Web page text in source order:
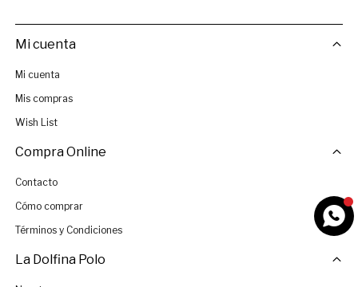
Mi cuenta
Mi cuenta
Mis compras
Wish List
Compra Online
Contacto
Cómo comprar
Términos y Condiciones
La Dolfina Polo